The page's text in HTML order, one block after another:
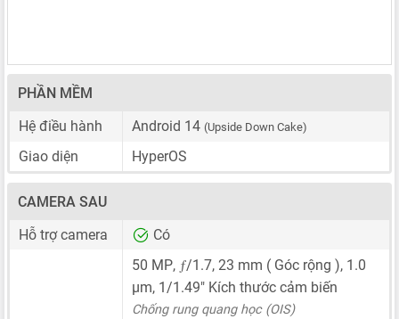
PHẦN MỀM
Hệ điều hành
Android 14 (Upside Down Cake)
Giao diện HyperOS
CAMERA SAU
Hỗ trợ camera
Có
50 MP, ƒ/1.7, 23 mm ( Góc rộng ), 1.0
μm, 1/1.49" Kích thước cảm biến
Chống rung quang học (OIS)